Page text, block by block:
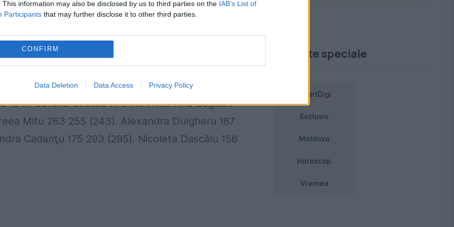
This information may also be disclosed by us to third parties on the IAB’s List of
Participants that may further disclose it to other third parties.
CONFIRM
Data Deletion Data Access Privacy Policy
2 (2). Serena Williams (SUA) 7.050 3 (3).
Halep (România) 5.0975 (6). Karolina
(Spania) 4.366 7 (9). Madison Keys (SUA)
9 (14). Johanna Konta (Marea Britanie) 3.455
28 (27). Irina
(84). Sorana Cîrstea 775 118 (118). Ana Bogdan
Mitu 263 255 (243). Alexandra Dulgheru 187
Cadanţu 175 293 (295). Nicoleta Dascălu 156
Proiecte speciale
SmartDigi
Exclusiv
Moldova
Horoscop
Vremea